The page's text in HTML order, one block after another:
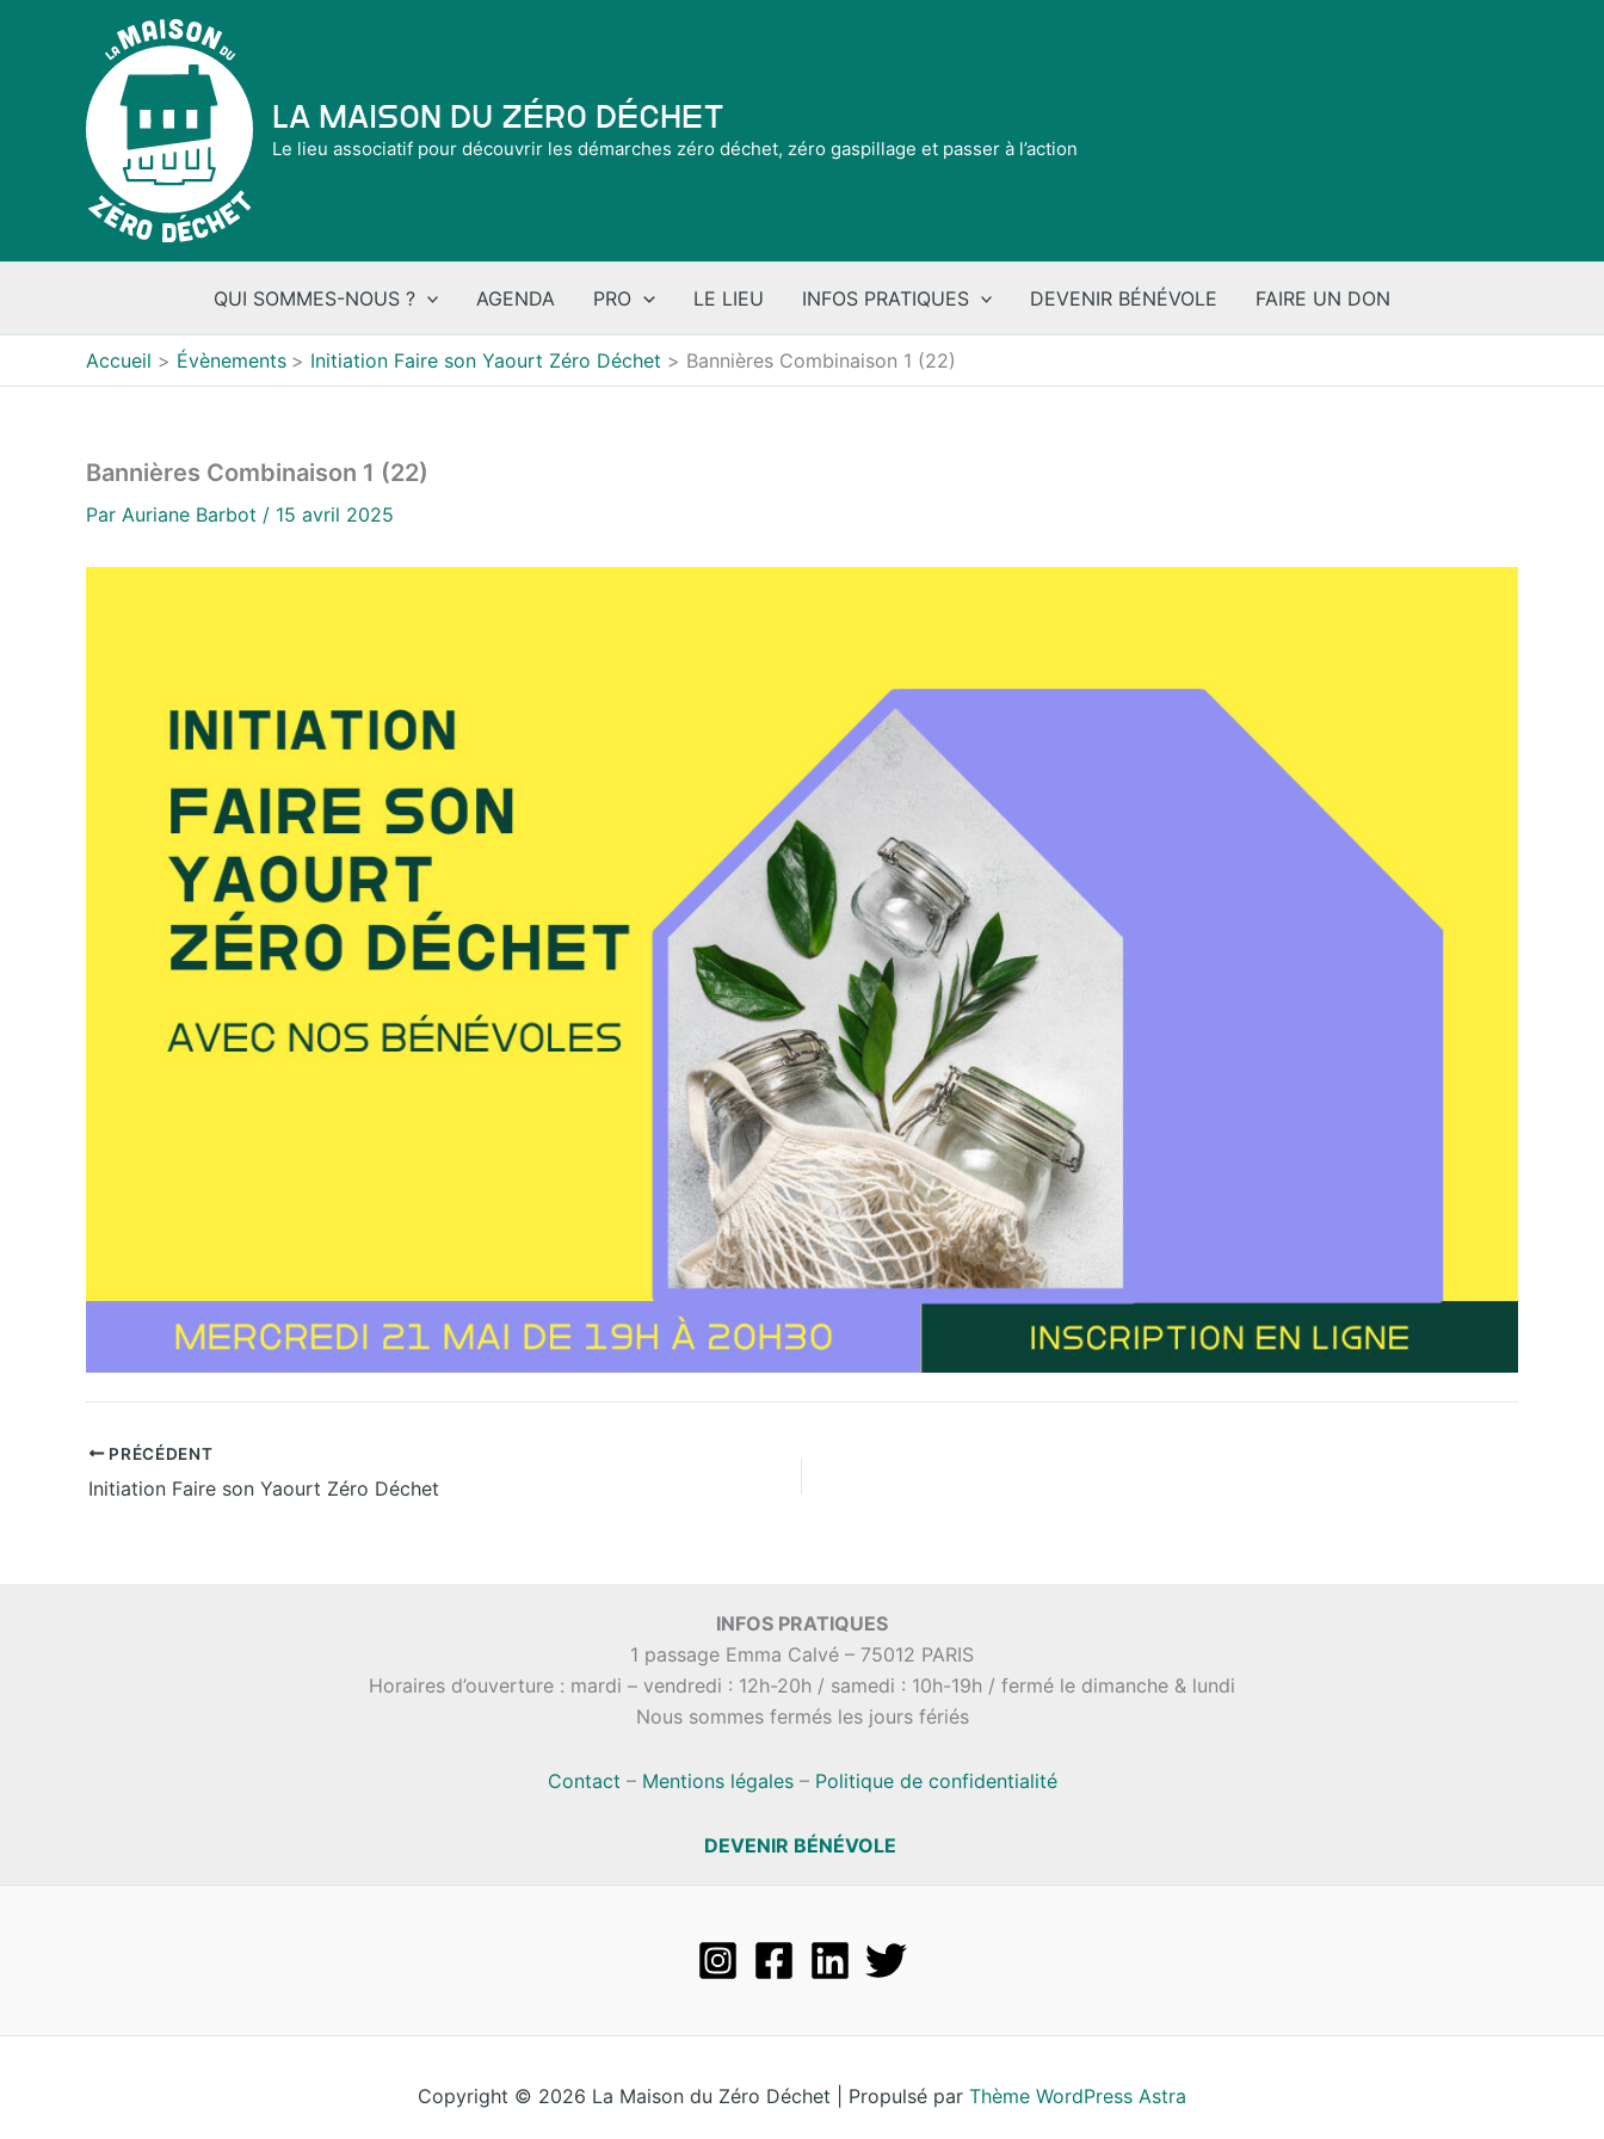
La Maison du Zéro Déchet
Le lieu associatif pour découvrir les démarches zéro déchet, zéro gaspillage et passer à l’action
QUI SOMMES-NOUS ? AGENDA PRO LE LIEU INFOS PRATIQUES DEVENIR BÉNÉVOLE FAIRE UN DON
Accueil Évènements Initiation Faire son Yaourt Zéro Déchet Bannières Combinaison 1 (22)
Bannières Combinaison 1 (22)
Par Auriane Barbot / 15 avril 2025
PRÉCÉDENT
Initiation Faire son Yaourt Zéro Déchet
INFOS PRATIQUES
1 passage Emma Calvé – 75012 PARIS
Horaires d’ouverture : mardi – vendredi : 12h-20h / samedi : 10h-19h / fermé le dimanche & lundi
Nous sommes fermés les jours fériés
Contact – Mentions légales– Politique de confidentialité
DEVENIR BÉNÉVOLE
Copyright © 2026 La Maison du Zéro Déchet | Propulsé par Thème WordPress Astra